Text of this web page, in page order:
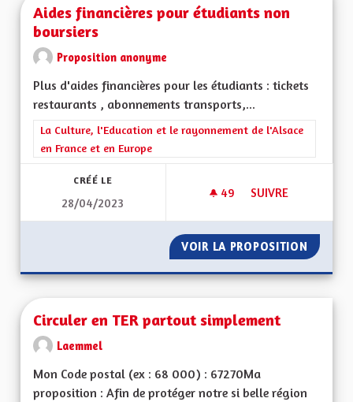
Aides financières pour étudiants non
boursiers
Proposition anonyme
Plus d'aides financières pour les étudiants : tickets
restaurants , abonnements transports,...
Filtrer les résultats de la catégorie : La Culture, l'Education et
La Culture, l'Education et le rayonnement de l'Alsace
en France et en Europe
CRÉÉ LE
28/04/2023
49 49 ABONNÉS
SUIVRE
VOIR LA PROPOSITION AIDES
Circuler en TER partout simplement
Laemmel
Mon Code postal (ex : 68 000) : 67270Ma
proposition : Afin de protéger notre si belle région